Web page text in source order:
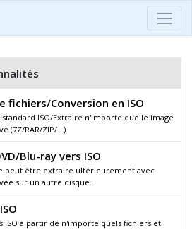
fichiers/Conversion en ISO
ISO/Extraire n'importe quelle image
(7Z/RAR/ZIP/...).
Blu-ray vers ISO
peut être extraire ultérieurement avec
sur un autre disque.
ISO à partir de n'importe quels fichiers et